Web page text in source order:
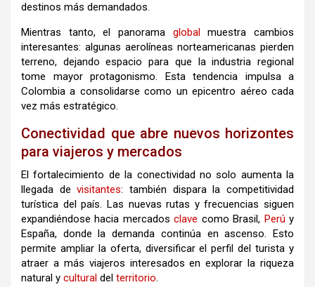
destinos más demandados.
Mientras tanto, el panorama global
muestra cambios
interesantes: algunas aerolíneas norteamericanas pierden
terreno, dejando espacio para que la industria regional
tome mayor protagonismo. Esta tendencia impulsa a
Colombia a consolidarse como un epicentro aéreo cada
vez más estratégico.
Conectividad que abre nuevos horizontes
para viajeros y mercados
El fortalecimiento de la conectividad no solo aumenta la
llegada devisitantes: también dispara la competitividad
turística del país. Las nuevas rutas y frecuencias siguen
expandiéndose hacia mercadosclave como Brasil, Perú y
España, donde la demanda continúa en ascenso. Esto
permite ampliar la oferta, diversificar el perfil del turista y
atraer a más viajeros interesados en explorar la riqueza
natural y cultural del territorio.